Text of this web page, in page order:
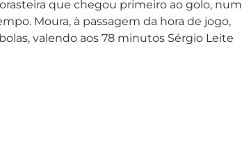
que chegou primeiro ao golo, num
Moura, à passagem da hora de jogo,
valendo aos 78 minutos Sérgio Leite